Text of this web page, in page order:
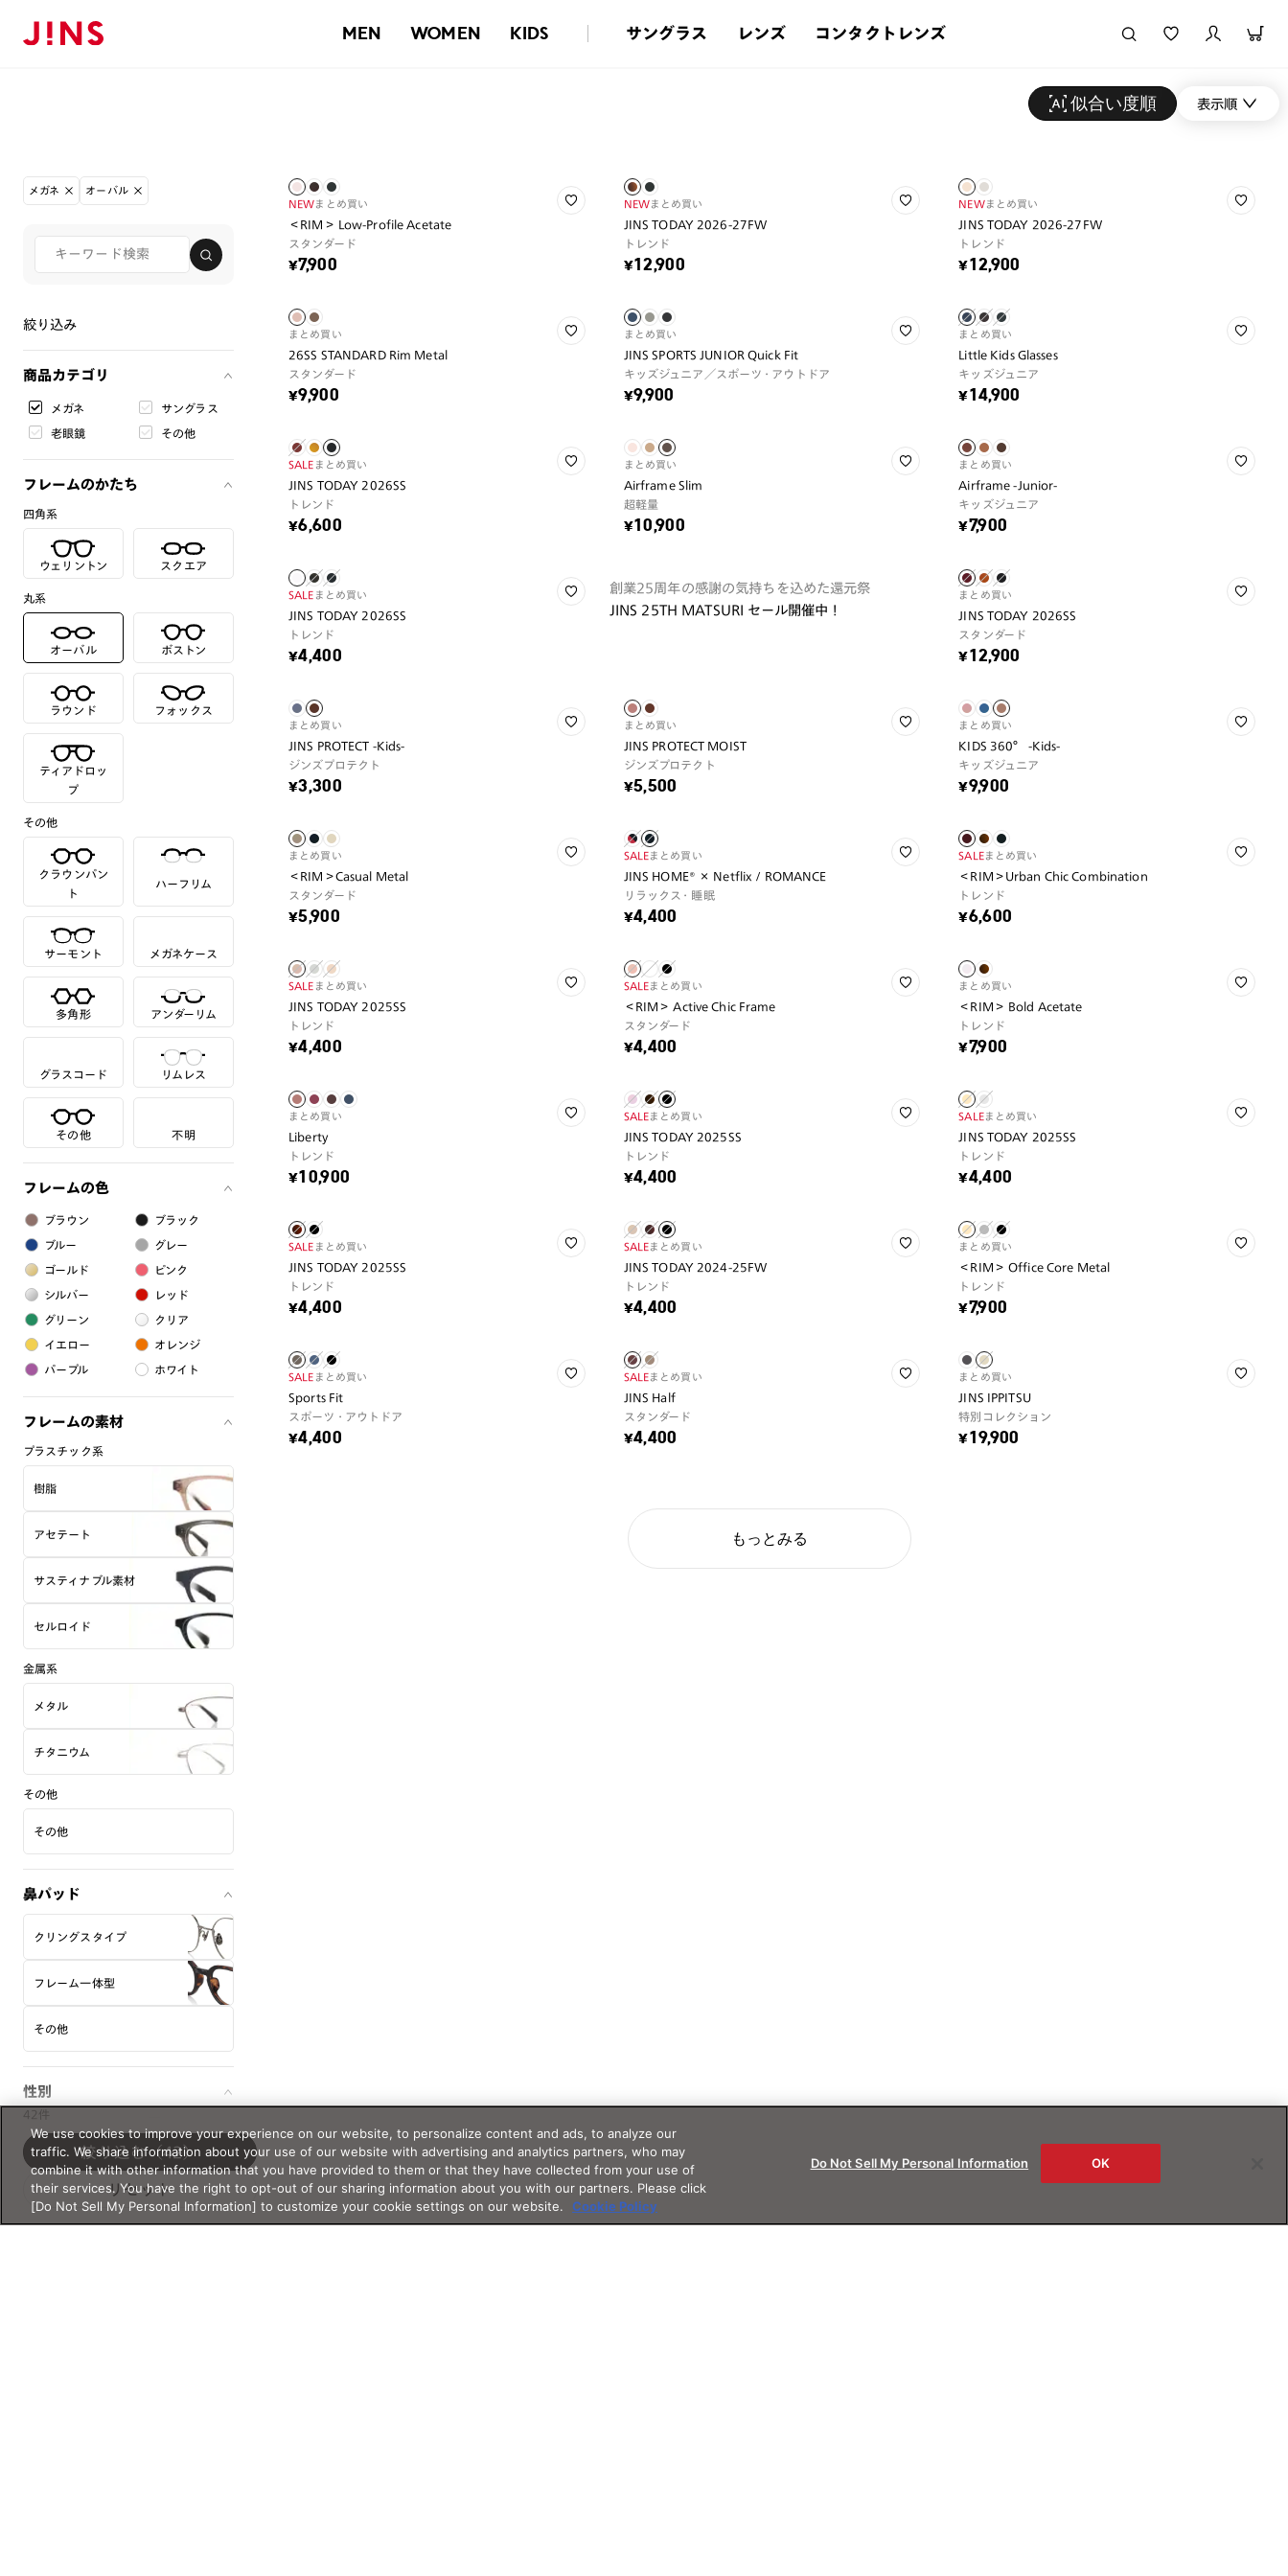
MEN WOMEN KIDS サングラス レンズ コンタクトレンズ
似合い度順 表示順
メガネ オーバル
絞り込み
商品カテゴリ
メガネ サングラス
老眼鏡 その他
フレームのかたち
四角系
ウェリントン スクエア
丸系
オーバル ボストン
ラウンド フォックス
ティアドロッ
プ
その他
クラウンパン
ト
ハーフリム
サーモント メガネケース
多角形 アンダーリム
グラスコード リムレス
その他 不明
フレームの色
ブラウン ブラック
ブルー グレー
ゴールド ピンク
シルバー レッド
グリーン クリア
イエロー オレンジ
パープル ホワイト
フレームの素材
プラスチック系
樹脂
アセテート
サスティナブル素材
セルロイド
金属系
メタル
チタニウム
その他
その他
鼻パッド
クリングスタイプ
フレーム一体型
その他
性別
UNISEX OTHER
KIDS&JUNIOR
サイズ
42件
リセット
絞り込む（42）
NEWまとめ買い
＜RIM＞ Low-Profile Acetate
スタンダード
¥7,900
NEWまとめ買い
JINS TODAY 2026-27FW
トレンド
¥12,900
NEWまとめ買い
JINS TODAY 2026-27FW
トレンド
¥12,900
まとめ買い
26SS STANDARD Rim Metal
スタンダード
¥9,900
まとめ買い
JINS SPORTS JUNIOR Quick Fit
キッズジュニア／スポーツ・アウトドア
¥9,900
まとめ買い
Little Kids Glasses
キッズジュニア
¥14,900
SALE まとめ買い
JINS TODAY 2026SS
トレンド
¥6,600
まとめ買い
Airframe Slim
超軽量
¥10,900
まとめ買い
Airframe -Junior-
キッズジュニア
¥7,900
SALE まとめ買い
JINS TODAY 2026SS
トレンド
¥4,400
創業25周年の感謝の気持ちを込めた還元祭
JINS 25TH MATSURI セール開催中！
まとめ買い
JINS TODAY 2026SS
スタンダード
¥12,900
まとめ買い
JINS PROTECT -Kids-
ジンズプロテクト
¥3,300
まとめ買い
JINS PROTECT MOIST
ジンズプロテクト
¥5,500
まとめ買い
KIDS 360° -Kids-
キッズジュニア
¥9,900
まとめ買い
＜RIM＞Casual Metal
スタンダード
¥5,900
SALEまとめ買い
JINS HOME® × Netflix / ROMANCE
リラックス・睡眠
¥4,400
SALEまとめ買い
＜RIM＞Urban Chic Combination
トレンド
¥6,600
SALE まとめ買い
JINS TODAY 2025SS
トレンド
¥4,400
SALEまとめ買い
＜RIM＞ Active Chic Frame
スタンダード
¥4,400
まとめ買い
＜RIM＞ Bold Acetate
トレンド
¥7,900
まとめ買い
Liberty
トレンド
¥10,900
SALEまとめ買い
JINS TODAY 2025SS
トレンド
¥4,400
SALEまとめ買い
JINS TODAY 2025SS
トレンド
¥4,400
SALE まとめ買い
JINS TODAY 2025SS
トレンド
¥4,400
SALEまとめ買い
JINS TODAY 2024-25FW
トレンド
¥4,400
まとめ買い
＜RIM＞ Office Core Metal
トレンド
¥7,900
SALE まとめ買い
Sports Fit
スポーツ・アウトドア
¥4,400
SALEまとめ買い
JINS Half
スタンダード
¥4,400
まとめ買い
JINS IPPITSU
特別コレクション
¥19,900
もっとみる
We use cookies to improve your experience on our website, to personalize content and ads, to analyze our
traffic. We share information about your use of our website with advertising and analytics partners, who may
combine it with other information that you have provided to them or that they have collected from your use of
their services. You have the right to opt-out of our sharing information about you with our partners. Please click
[Do Not Sell My Personal Information] to customize your cookie settings on our website.
Cookie Policy
Do Not Sell My Personal Information OK